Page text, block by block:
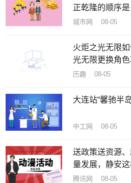
正乾隆的顺序是
城市网 08-05
火炬之光无限如何
光无限更换角
历趣 08-05
大连站“馨驰半
中工网 08-05
送政策送资源
量发展，静安
腾讯网 08-05